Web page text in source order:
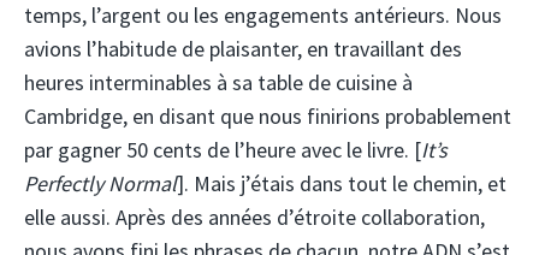
temps, l’argent ou les engagements antérieurs. Nous
avions l’habitude de plaisanter, en travaillant des
heures interminables à sa table de cuisine à
Cambridge, en disant que nous finirions probablement
par gagner 50 cents de l’heure avec le livre. [It’s
Perfectly Normal]. Mais j’étais dans tout le chemin, et
elle aussi. Après des années d’étroite collaboration,